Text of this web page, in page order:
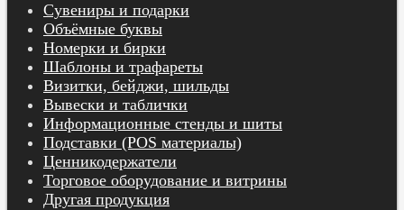
Сувениры и подарки
Объёмные буквы
Номерки и бирки
Шаблоны и трафареты
Визитки, бейджи, шильды
Вывески и таблички
Информационные стенды и шиты
Подставки (POS материалы)
Ценникодержатели
Торговое оборудование и витрины
Другая продукция